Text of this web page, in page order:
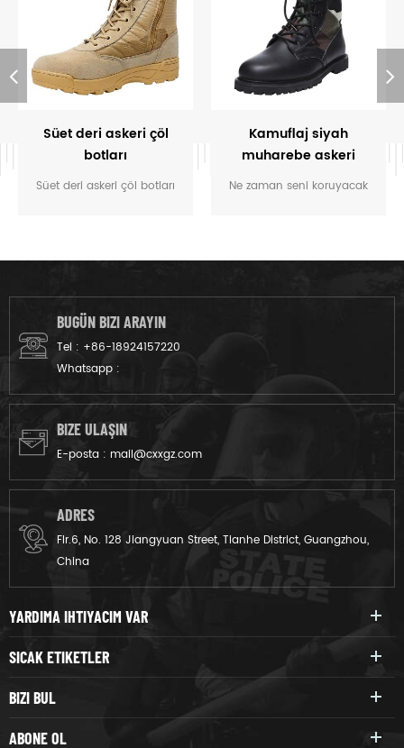
Süet deri askeri çöl
botları
Süet deri askeri çöl botları
Dayanıklı ve iyidir.
Kamuflaj siyah
muharebe askeri
orman botları
Ne zaman seni koruyacak
muharebe askeri orman
BUGÜN BIZI ARAYIN
Tel : +86-18924157220
Whatsapp :
BIZE ULAŞIN
E-posta : mail@cxxgz.com
ADRES
Flr.6, No. 128 Jiangyuan Street, Tianhe District, Guangzhou,
China
YARDIMA IHTIYACIM VAR
SICAK ETIKETLER
BIZI BUL
ABONE OL